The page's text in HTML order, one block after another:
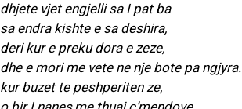
dhjete vjet engjelli sa I pat ba
sa endra kishte e sa deshira,
deri kur e preku dora e zeze,
dhe e mori me vete ne nje bote pa ngjyra.
kur buzet te peshperiten ze,